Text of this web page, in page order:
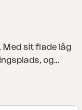
Med sit flade låg
og
at flytte. Fås i